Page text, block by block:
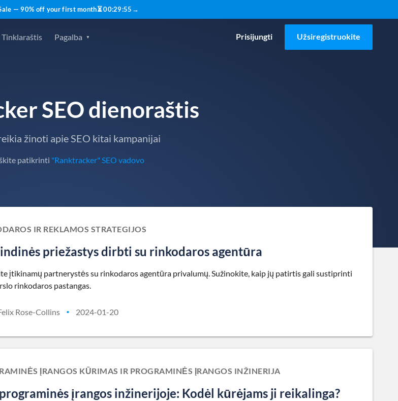
Sale — 90% off your first month⏳00:29:53 →
Tinklaraštis Pagalba Prisijungti Užsiregistruokite
SEO dienoraštis
žinoti apie SEO kitai kampanijai
patikrinti "Ranktracker" SEO vadovo
IR REKLAMOS STRATEGIJOS
priežastys dirbti su rinkodaros agentūra
įtikinamų partnerystės su rinkodaros agentūra privalumų. Sužinokite, kaip jų patirtis gali sustiprinti
rinkodaros pastangas.
Rose-Collins • 2024-01-20
ĮRANGOS KŪRIMAS IR PROGRAMINĖS ĮRANGOS INŽINERIJA
programinės įrangos inžinerijoje: Kodėl kūrėjams ji reikalinga?